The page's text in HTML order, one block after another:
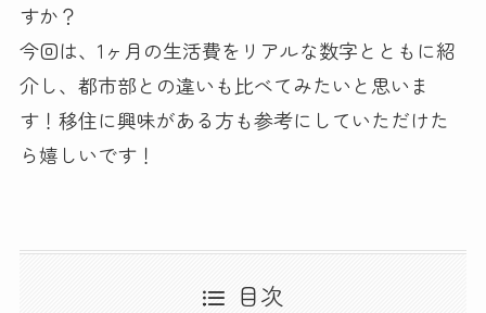
すか？
今回は、1ヶ月の生活費をリアルな数字とともに紹
介し、都市部との違いも比べてみたいと思いま
す！移住に興味がある方も参考にしていただけた
ら嬉しいです！
目次